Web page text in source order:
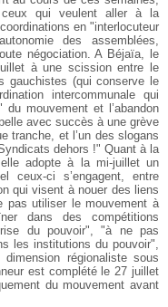
qui veulent aller à la
en "interlocuteur
des assemblées,
négociation. A Béjaïa, le
à une scission entre le
gauchistes (qui conserve le
intercommunale qui
mouvement et l’abandon
avec succès à une grève
tranche, et l’un des slogans
dehors !" Quant à la
adopte à la mi-juillet un
ceux-ci s’engagent, entre
qui visent à nouer des liens
pas utiliser le mouvement à
dans des compétitions
du pouvoir", "à ne pas
les institutions du pouvoir",
régionaliste sous
est complété le 27 juillet
du mouvement avant